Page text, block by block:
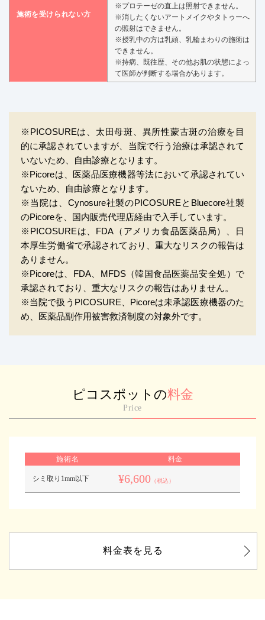
施術を受けられない方
※プロテーゼの直上は照射できません。
※消したくないアートメイクやタトゥーへ
の照射はできません。
※授乳中の方は乳頭、乳輪まわりの施術は
できません。
※持病、既往歴、その他お肌の状態によっ
て医師が判断する場合があります。
※PICOSUREは、太田母斑、異所性蒙古斑の治療を目
的に承認されていますが、当院で行う治療は承認されて
いないため、自由診療となります。
※Picoreは、医薬品医療機器等法において承認されてい
ないため、自由診療となります。
※当院は、Cynosure社製のPICOSUREとBluecore社製
のPicoreを、国内販売代理店経由で入手しています。
※PICOSUREは、FDA（アメリカ食品医薬品局）、日
本厚生労働省で承認されており、重大なリスクの報告は
ありません。
※Picoreは、FDA、MFDS（韓国食品医薬品安全処）で
承認されており、重大なリスクの報告はありません。
※当院で扱うPICOSURE、Picoreは未承認医療機器のた
め、医薬品副作用被害救済制度の対象外です。
ピコスポットの料金
Price
施術名 料金
シミ取り1mm以下 ¥6,600 （税込）
料金表を見る